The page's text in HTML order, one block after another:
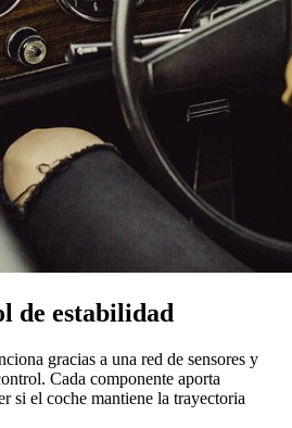
de estabilidad
gracias a una red de sensores y
Cada componente aporta
si el coche mantiene la trayectoria